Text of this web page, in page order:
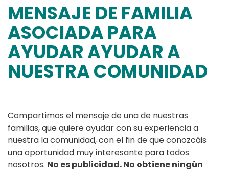
MENSAJE DE FAMILIA
ASOCIADA PARA
AYUDAR AYUDAR A
NUESTRA COMUNIDAD
Compartimos el mensaje de una de nuestras
familias, que quiere ayudar con su experiencia a
nuestra la comunidad, con el fin de que conozcáis
una oportunidad muy interesante para todos
nosotros. No es publicidad. No obtiene ningún